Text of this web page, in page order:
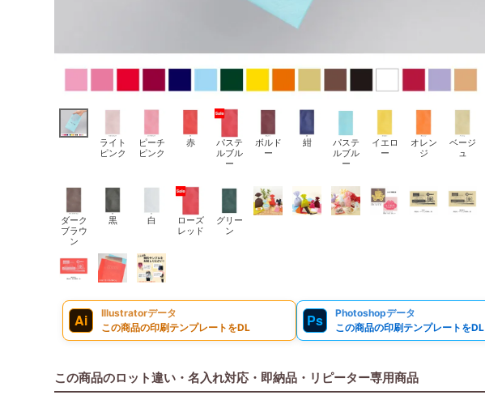
ライト
ピンク
ピーチ
ピンク
赤
パステ
ルブル
ー
ボルド
ー
紺
パステ
ルブル
ー
イエロ
ー
オレン
ジ
ベージ
ュ
ダーク
ブラウ
ン
黒 白
ローズ
レッド
グリー
ン
Ai
Illustratorデータ
この商品の印刷テンプレートをDL
Ps
Photoshopデータ
この商品の印刷テンプレートをDL
この商品のロット違い・名入れ対応・即納品・リピーター専用商品